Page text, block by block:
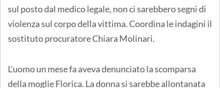
sul posto dal medico legale, non ci sarebbero segni di
violenza sul corpo della vittima. Coordina le indagini il
sostituto procuratore Chiara Molinari.
L'uomo un mese fa aveva denunciato la scomparsa
della moglie Florica. La donna si sarebbe allontanata